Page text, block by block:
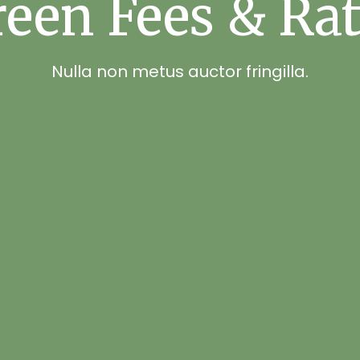
Fees &
Nulla non metus auctor fringilla.